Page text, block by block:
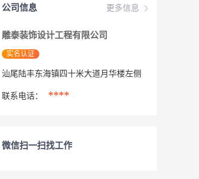
更多信息
公司信息
雕泰装饰设计工程有限公司
实名认证
汕尾陆丰东海镇四十米大道月华楼左侧
联系电话： ****
微信扫一扫找工作